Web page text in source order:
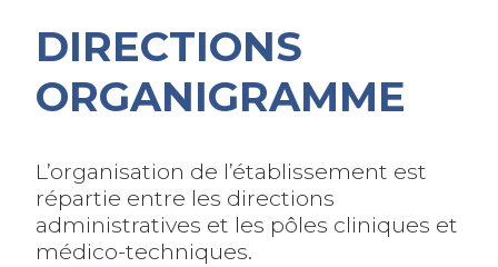
DIRECTIONS
ORGANIGRAMME
L’organisation de l’établissement est
répartie entre les directions
administratives et les pôles cliniques et
médico-techniques.